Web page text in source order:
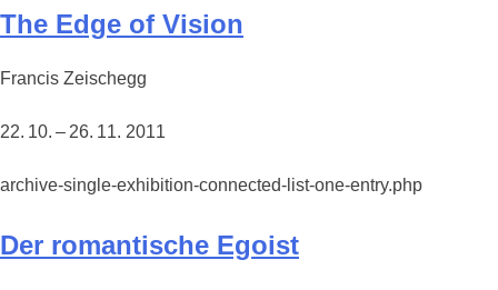
The Edge of Vision
Francis Zeischegg
22. 10. – 26. 11. 2011
archive-single-exhibition-connected-list-one-entry.php
Der romantische Egoist